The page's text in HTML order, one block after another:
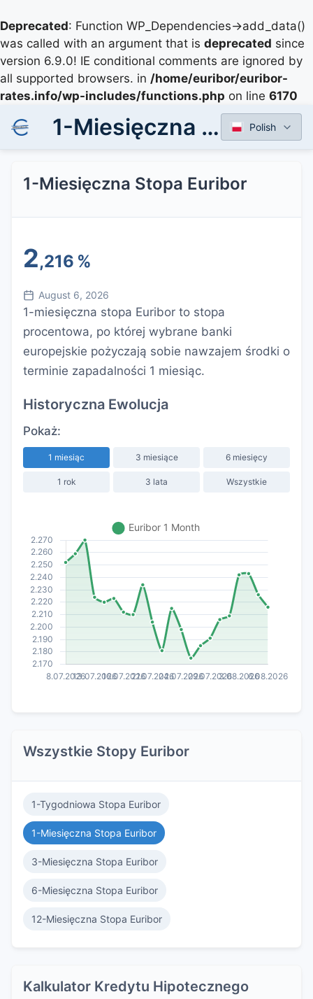
Deprecated: Function WP_Dependencies->add_data()
was called with an argument that is deprecated since
version 6.9.0! IE conditional comments are ignored by
all supported browsers. in /home/euribor/euribor-
rates.info/wp-includes/functions.php on line 6170
1-Miesięczna Stopa Euribor Polish
1-Miesięczna Stopa Euribor
2,216 %
August 6, 2026
1-miesięczna stopa Euribor to stopa
procentowa, po której wybrane banki
europejskie pożyczają sobie nawzajem środki o
terminie zapadalności 1 miesiąc.
Historyczna Ewolucja
Pokaż:
1 miesiąc 3 miesiące 6 miesięcy
1 rok 3 lata Wszystkie
Wszystkie Stopy Euribor
1-Tygodniowa Stopa Euribor
1-Miesięczna Stopa Euribor
3-Miesięczna Stopa Euribor
6-Miesięczna Stopa Euribor
12-Miesięczna Stopa Euribor
Kalkulator Kredytu Hipotecznego